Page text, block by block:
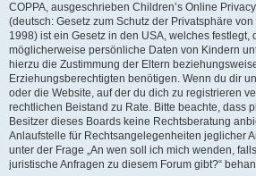
COPPA, ausgeschrieben Children’s Online
(deutsch: Gesetz zum Schutz der Privatsphäre
1998) ist ein Gesetz in den USA, welches festlegt,
möglicherweise persönliche Daten von Kindern
hierzu die Zustimmung der Eltern
Erziehungsberechtigten benötigen. Wenn du dir
oder die Website, auf der du dich zu registrieren
rechtlichen Beistand zu Rate. Bitte beachte, dass
Besitzer dieses Boards keine Rechtsberatung
Anlaufstelle für Rechtsangelegenheiten jeglicher
unter der Frage „An wen soll ich mich wenden,
juristische Anfragen zu diesem Forum gibt?“